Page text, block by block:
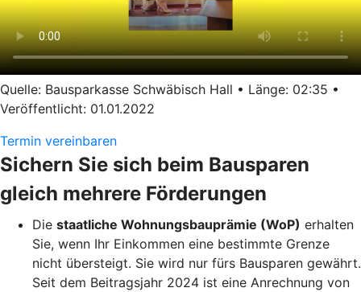
Quelle: Bausparkasse Schwäbisch Hall • Länge: 02:35 •
Veröffentlicht: 01.01.2022
Termin vereinbaren
Sichern Sie sich beim Bausparen
gleich mehrere Förderungen
Die staatliche Wohnungsbauprämie (WoP) erhalten
Sie, wenn Ihr Einkommen eine bestimmte Grenze
nicht übersteigt. Sie wird nur fürs Bausparen gewährt.
Seit dem Beitragsjahr 2024 ist eine Anrechnung von